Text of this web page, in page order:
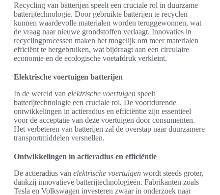
Recycling van batterijen speelt een cruciale rol in duurzame
batterijtechnologie. Door gebruikte batterijen te recyclen
kunnen waardevolle materialen worden teruggewonnen, wat
de vraag naar nieuwe grondstoffen verlaagt. Innovaties in
recyclingprocessen maken het mogelijk om meer materialen
efficiënt te hergebruiken, wat bijdraagt aan een circulaire
economie en de ecologische voetafdruk verkleint.
Elektrische voertuigen batterijen
In de wereld van elektrische voertuigen speelt
batterijtechnologie een cruciale rol. De voortdurende
ontwikkelingen in actieradius en efficiëntie zijn essentieel
voor de acceptatie van deze voertuigen door consumenten.
Het verbeteren van batterijen zal de overstap naar duurzamere
transportmiddelen versnellen.
Ontwikkelingen in actieradius en efficiëntie
De actieradius van elektrische voertuigen wordt steeds groter,
dankzij innovatieve batterijtechnologieën. Fabrikanten zoals
Tesla en Volkswagen investeren zwaar in onderzoek naar